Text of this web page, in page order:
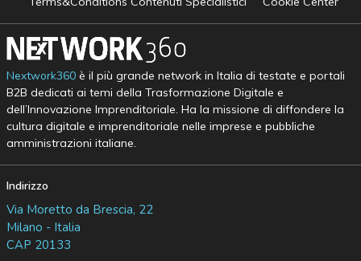
Nextwork360è il più grande network in Italia di testate e portali
B2B dedicati ai temi della Trasformazione Digitale e
dell’Innovazione Imprenditoriale. Ha la missione di diffondere la
cultura digitale e imprenditoriale nelle imprese e pubbliche
amministrazioni italiane.
Indirizzo
Via Moretto da Brescia, 22
Milano - Italia
CAP 20133